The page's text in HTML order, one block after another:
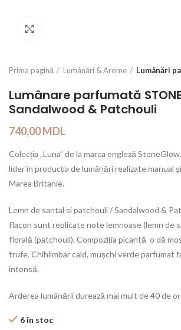
Prima pagină Lumânări & Arome Lumânări
Lumânare parfumată
Sandalwood & Patchouli
740,00MDL
Colecția „Luna” de la marca engleză
lider în producția de lumânări realizate manual
Marea Britanie.
Lemn de santal și patchouli / Sandalwood &
flacon sunt replicate note lemnoase (lemn de
florală (patchouli). Compoziția picantă o dă
trufe. Chihlimbar cald, mușchi verde parfumat
intensă.
Arderea lumânării durează mai mult de 40 de
6 în stoc